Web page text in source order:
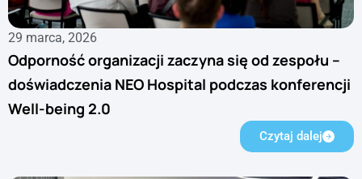
29 marca, 2026
Odporność organizacji zaczyna się od zespołu –
doświadczenia NEO Hospital podczas konferencji
Well-being 2.0
Czytaj dalej